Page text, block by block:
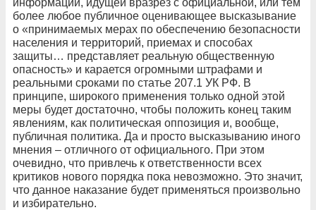
более любое публичное оценивающее высказывание
о «принимаемых мерах по обеспечению безопасности
населения и территорий, приемах и способах
защиты… представляет реальную общественную
опасность» и карается огромными штрафами и
реальными сроками по статье 207.1 УК РФ. В
принципе, широкого применения только одной этой
меры будет достаточно, чтобы положить конец таким
явлениям, как политическая оппозиция и, вообще,
публичная политика. Да и просто высказыванию иного
мнения – отличного от официального. При этом
очевидно, что привлечь к ответственности всех
критиков нового порядка пока невозможно. Это значит,
что данное наказание будет применяться произвольно
и избирательно.